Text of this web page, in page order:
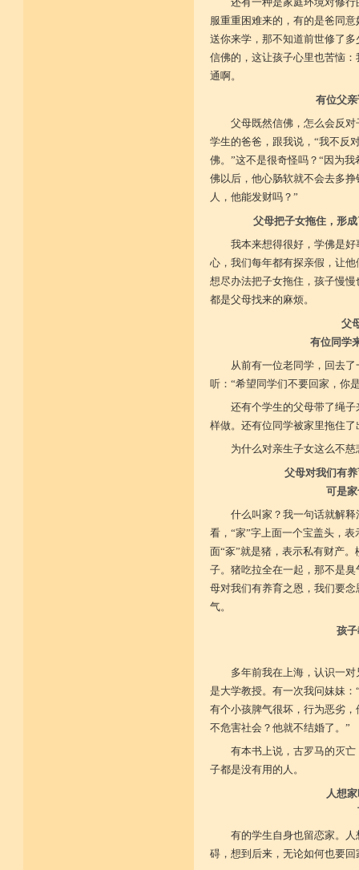
服重重困难来的，有的是爸同
送你来学，那不知道前世修了
信佛的，这让孩子心里也苦恼
通啊。
有位父
父母既然信佛，怎么会反
学生的爸爸，跟我说，“我不反
佛。”这不是很奇怪吗？“因为
佛以后，他心肠软就不会去多
人，他能发财吗？”
父母把子女拖住，形
我本来想得很好，学佛是
心，我们每年都有探亲假，让
想尽办法把子女拖住，孩子慢
都是父母找来的麻烦。
父
有位同学
从前有一位老同学，回去
听：“希望同学们不要回家，你
还有个学生的父母带了绳
样做。还有位同学被家里拖住
为什么对亲生子女这么不
父母对我们有
可是
什么叫家？我一句话就解
看，“家”字上面一个宝盖头，
面“豖”就是猪，表示私有财产
子。猪吃拉全在一起，那不是
母对我们有养育之恩，我们要
气。
孩
多年前我在上海，认识一
是大学教授。有一次我问妹妹
有个小孩脾气很坏，行为恶劣
不危害社会？他就不结婚了。”
有本书上说，古罗马的灭
子都是没有用的人。
人想
有的学生自身也留恋家。
碍，想到后来，无论如何也要回